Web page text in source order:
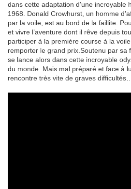
dans cette adaptation d'une incroyable
1968. Donald Crowhurst, un homme
par la voile, est au bord de la faillite.
et vivre l’aventure dont il rêve depuis
participer à la première course à la
remporter le grand prix.Soutenu par sa
se lance alors dans cette incroyable
du monde. Mais mal préparé et face à
rencontre très vite de graves difficultés…